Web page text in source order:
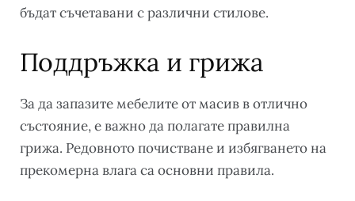
бъдат съчетавани с различни стилове.
Поддръжка и грижа
За да запазите мебелите от масив в отлично
състояние, е важно да полагате правилна
грижа. Редовното почистване и избягването на
прекомерна влага са основни правила.